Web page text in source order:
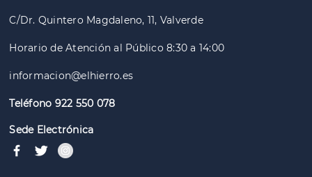
C/Dr. Quintero Magdaleno, 11, Valverde
Horario de Atención al Público 8:30 a 14:00
informacion@elhierro.es
Teléfono 922 550 078
Sede Electrónica